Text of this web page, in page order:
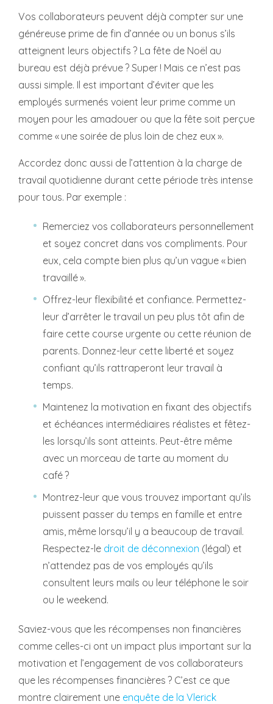
Vos collaborateurs peuvent déjà compter sur une
généreuse prime de fin d’année ou un bonus s’ils
atteignent leurs objectifs ? La fête de Noël au
bureau est déjà prévue ? Super ! Mais ce n’est pas
aussi simple. Il est important d’éviter que les
employés surmenés voient leur prime comme un
moyen pour les amadouer ou que la fête soit perçue
comme « une soirée de plus loin de chez eux ».
Accordez donc aussi de l’attention à la charge de
travail quotidienne durant cette période très intense
pour tous. Par exemple :
Remerciez vos collaborateurs personnellement
et soyez concret dans vos compliments. Pour
eux, cela compte bien plus qu’un vague « bien
travaillé ».
Offrez-leur flexibilité et confiance. Permettez-
leur d’arrêter le travail un peu plus tôt afin de
faire cette course urgente ou cette réunion de
parents. Donnez-leur cette liberté et soyez
confiant qu’ils rattraperont leur travail à
temps.
Maintenez la motivation en fixant des objectifs
et échéances intermédiaires réalistes et fêtez-
les lorsqu’ils sont atteints. Peut-être même
avec un morceau de tarte au moment du
café ?
Montrez-leur que vous trouvez important qu’ils
puissent passer du temps en famille et entre
amis, même lorsqu’il y a beaucoup de travail.
Respectez-le droit de déconnexion (légal) et
n’attendez pas de vos employés qu’ils
consultent leurs mails ou leur téléphone le soir
ou le weekend.
Saviez-vous que les récompenses non financières
comme celles-ci ont un impact plus important sur la
motivation et l’engagement de vos collaborateurs
que les récompenses financières ? C’est ce que
montre clairement une enquête de la Vlerick